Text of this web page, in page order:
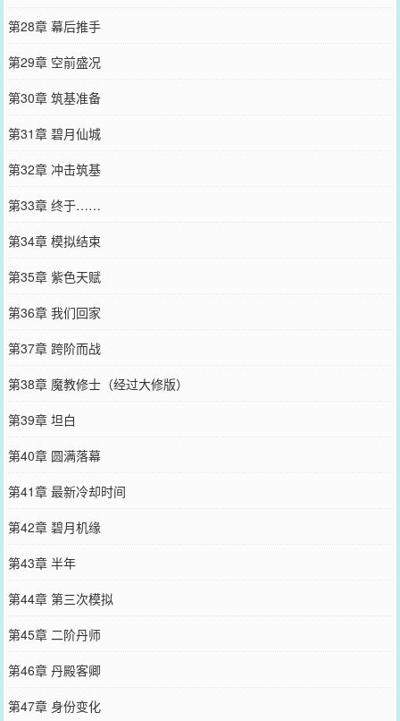
第28章 幕后推手
第29章 空前盛况
第30章 筑基准备
第31章 碧月仙城
第32章 冲击筑基
第33章 终于……
第34章 模拟结束
第35章 紫色天赋
第36章 我们回家
第37章 跨阶而战
第38章 魔教修士（经过大修版）
第39章 坦白
第40章 圆满落幕
第41章 最新冷却时间
第42章 碧月机缘
第43章 半年
第44章 第三次模拟
第45章 二阶丹师
第46章 丹殿客卿
第47章 身份变化